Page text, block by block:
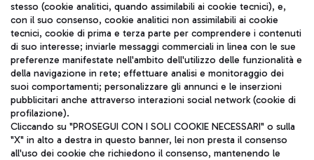
Fast Food
Treno
Raggiungi velocemente l'aeroporto di Fiumicino da Roma
tramite i servizi ferroviari Trenitalia.
TRAVEL JOURNAL
ITA
stesso (cookie analitici, quando assimilabili ai cookie tecnici), e,
con il suo consenso, cookie analitici non assimilabili ai cookie
tecnici, cookie di prima e terza parte per comprendere i contenuti
di suo interesse; inviarle messaggi commerciali in linea con le sue
preferenze manifestate nell'ambito dell'utilizzo delle funzionalità e
della navigazione in rete; effettuare analisi e monitoraggio dei
suoi comportamenti; personalizzare gli annunci e le inserzioni
pubblicitari anche attraverso interazioni social network (cookie di
profilazione).
Cliccando su "PROSEGUI CON I SOLI COOKIE NECESSARI" o sulla
"X" in alto a destra in questo banner, lei non presta il consenso
all'uso dei cookie che richiedono il consenso, mantenendo le